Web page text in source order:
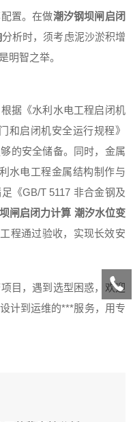
置。在做潮汐钢坝闸启闭
分析时，须考虑泥沙淤积增
明智之举。
据《水利水电工程启闭机
和启闭机安全运行规程》
的安全储备。同时，金属
水电工程金属结构制作与
《GB/T 5117 非合金钢及
闸启闭力计算 潮汐水位变
程通过验收，实现长效安
目，遇到选型困惑，欢迎
计到运维的***服务，用专